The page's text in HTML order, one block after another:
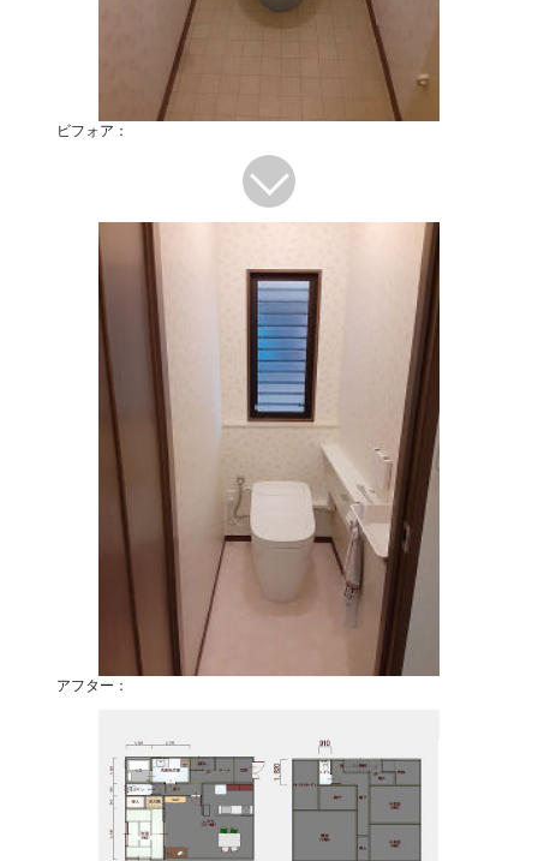
ビフォア：
アフター：